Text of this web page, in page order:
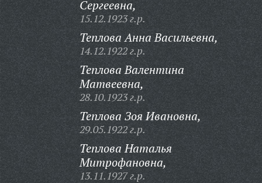
Сергеевна,
15.12.1923 г.р.
Теплова Анна Васильевна,
14.12.1922 г.р.
Теплова Валентина
Матвеевна,
28.10.1923 г.р.
Теплова Зоя Ивановна,
29.05.1922 г.р.
Теплова Наталья
Митрофановна,
13.11.1927 г.р.